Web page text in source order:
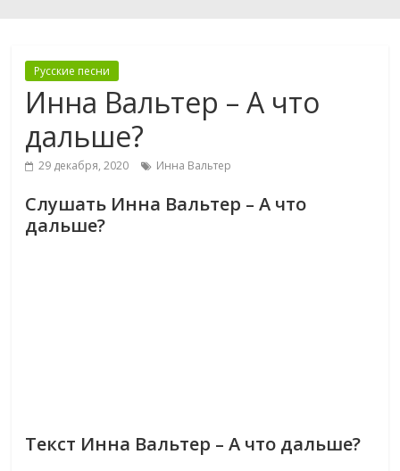
Русские песни
Инна Вальтер – А что
дальше?
29 декабря, 2020 Инна Вальтер
Слушать Инна Вальтер – А что
дальше?
Текст Инна Вальтер – А что дальше?